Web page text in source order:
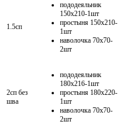
1.5сп
пододеяльник
150х210-1шт
простыня 150х210-
1шт
наволочка 70х70-
2шт
2сп без
шва
пододеяльник
180х216-1шт
простыня 180х220-
1шт
наволочка 70х70-
2шт